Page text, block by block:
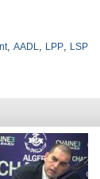
, AADL, LPP, LSP